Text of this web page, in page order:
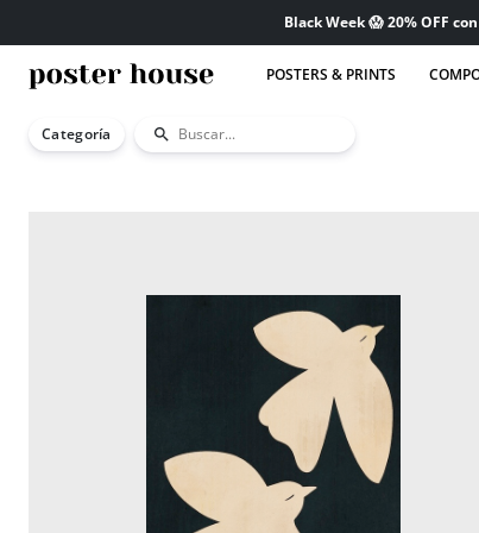
Black Week 😱 20% OFF
POSTERS & PRINTS
Categoría search